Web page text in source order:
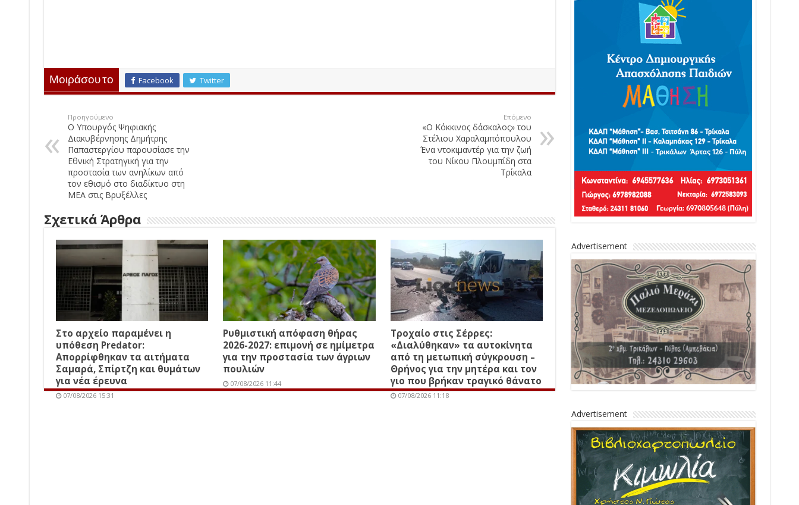
Μοιράσου το Facebook Twitter
Προηγούμενο
Ο Υπουργός Ψηφιακής
Διακυβέρνησης Δημήτρης
Παπαστεργίου παρουσίασε την
Εθνική Στρατηγική για την
προστασία των ανηλίκων από
τον εθισμό στο διαδίκτυο στη
ΜΕΑ στις Βρυξέλλες
Επόμενο
«Ο Κόκκινος δάσκαλος» του
Στέλιου Χαραλαμπόπουλου
Ένα ντοκιμαντέρ για την ζωή
του Νίκου Πλουμπίδη στα
Τρίκαλα
Σχετικά Άρθρα
Στο αρχείο παραμένει η
υπόθεση Predator:
Απορρίφθηκαν τα αιτήματα
Σαμαρά, Σπίρτζη και θυμάτων
για νέα έρευνα
07/08/2026 15:31
Ρυθμιστική απόφαση θήρας
2026-2027: επιμονή σε ημίμετρα
για την προστασία των άγριων
πουλιών
07/08/2026 11:44
Τροχαίο στις Σέρρες:
«Διαλύθηκαν» τα αυτοκίνητα
από τη μετωπική σύγκρουση –
Θρήνος για την μητέρα και τον
γιο που βρήκαν τραγικό θάνατο
07/08/2026 11:18
Advertisement
Advertisement